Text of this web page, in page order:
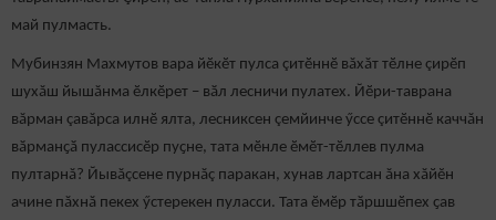
май пулмасть.
Мубинзян Махмутов вара йӗкӗт пулса çитӗннӗ вăхăт тӗлне çирӗп
шухăш йышăнма ӗлкӗрет – вӑл лесничи пулатех. Йӗри-таврана
вăрман çавăрса илнӗ ялта, лесниксен çемйинче ӳссе çитӗннӗ каччăн
вӑрманҫӑ пулассисӗр пуҫне, тата мӗнле ӗмӗт-тӗллев пулма
пултарнă? Йывăçсене пурнăç паракан, хунав лартсан ăна хăйĕн
ачине пăхнă пекех ӳстерекен пуласси. Тата ӗмӗр тӑршшӗпех ҫав